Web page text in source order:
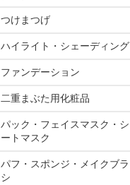
つけまつげ
ハイライト・シェーディング
ファンデーション
二重まぶた用化粧品
パック・フェイスマスク・シ
ートマスク
パフ・スポンジ・メイクブラ
シ